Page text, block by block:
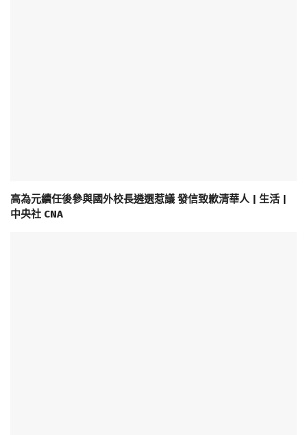
高為元續任後參與國外校長遴選惹議 發信致歉清華人 | 生活 |
中央社 CNA